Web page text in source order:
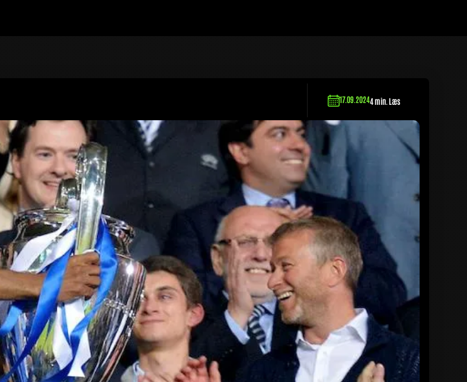
17.09.20244 min. Læs